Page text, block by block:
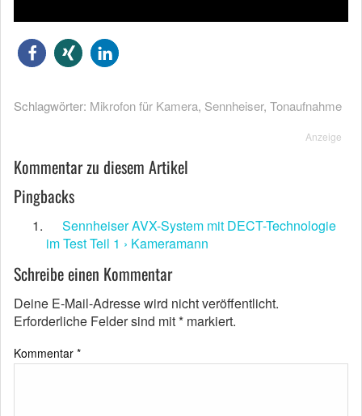
Schlagwörter: Mikrofon für Kamera, Sennheiser, Tonaufnahme
Anzeige
Kommentar zu diesem Artikel
Pingbacks
Sennheiser AVX-System mit DECT-Technologie
im Test Teil 1 › Kameramann
Schreibe einen Kommentar
Deine E-Mail-Adresse wird nicht veröffentlicht.
Erforderliche Felder sind mit* markiert.
Kommentar *